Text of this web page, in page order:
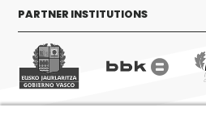
PARTNER INSTITUTIONS